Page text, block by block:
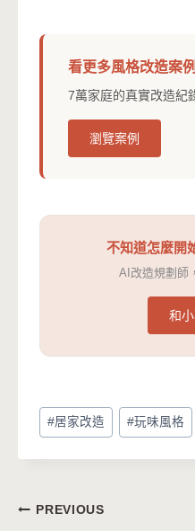
看更多風格改造案例
7萬家庭的真實改造紀
瀏覽案例
不知道怎麼開
AI改造規劃師
和
Post
Tags:
#居家改造 #玩味風格
文PREVIOUS